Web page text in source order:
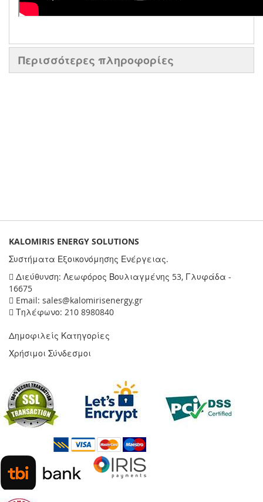
Περισσότερες πληροφορίες
KALOMIRIS ENERGY SOLUTIONS
Συστήματα Εξοικονόμησης Ενέργειας.
Διεύθυνση: Λεωφόρος Βουλιαγμένης 53, Γλυφάδα -
16675
Email: sales@kalomirisenergy.gr
Τηλέφωνο: 210 8980840
Δημοφιλείς Κατηγορίες
Χρήσιμοι Σύνδεσμοι